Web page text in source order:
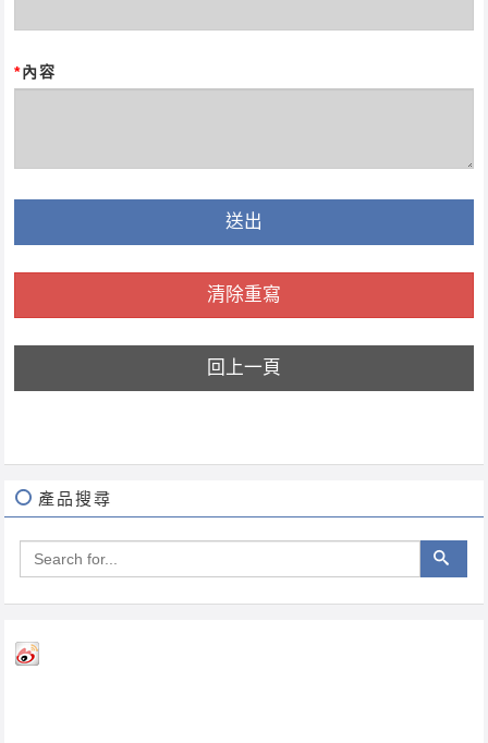
*內容
送出
清除重寫
回上一頁
產品搜尋